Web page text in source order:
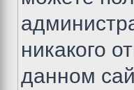
никакого
данном